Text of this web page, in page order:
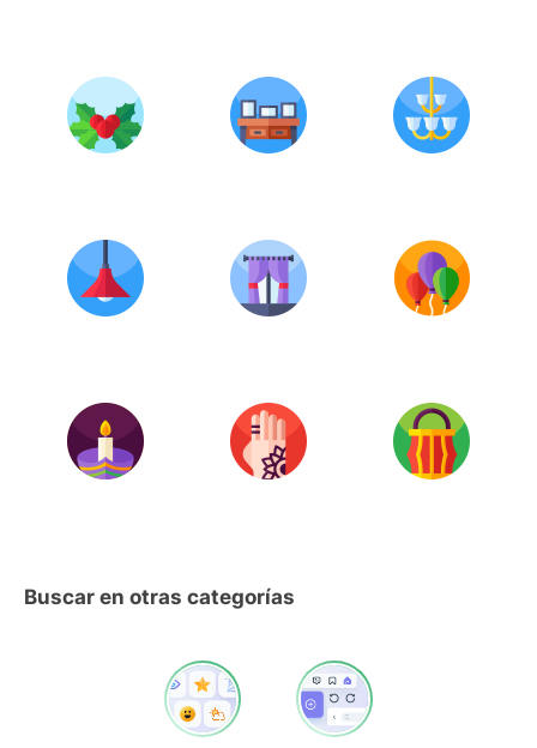
Buscar en otras categorías